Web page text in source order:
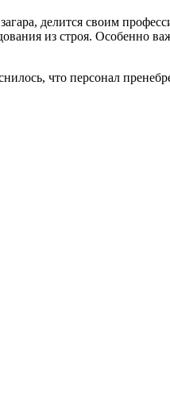
делится своим
из строя. Особенно
что персонал